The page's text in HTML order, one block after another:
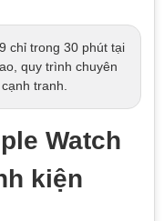
chỉ trong 30 phút tại
quy trình chuyên
tranh.
Watch
kiện